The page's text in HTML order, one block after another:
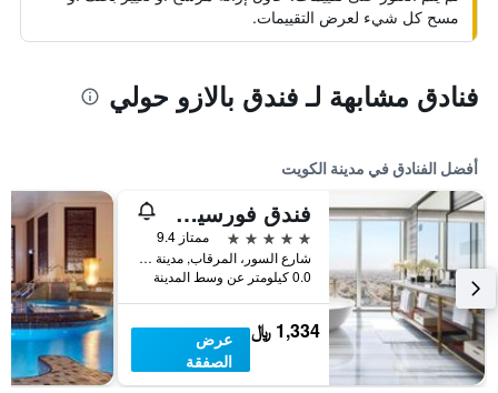
مسح كل شيء لعرض التقييمات.
فنادق مشابهة لـ فندق بالازو حولي
أفضل الفنادق في مدينة الكويت
فندق فورسيزونز الكويت في برج الشايع
5 نجوم
ممتاز 9.4
شارع السور، المرقاب, مدينة الكويت, الكويت
0.0 كيلومتر عن وسط المدينة
1,334 ﷼
عرض
الصفقة